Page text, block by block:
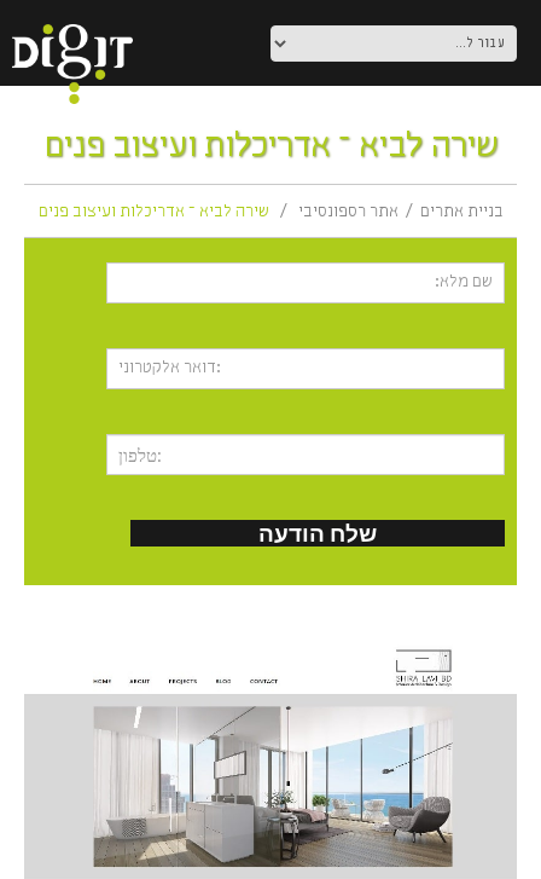
שירה לביא – אדריכלות ועיצוב פנים
בניית אתרים אתר רספונסיבי שירה לביא – אדריכלות ועיצוב פנים